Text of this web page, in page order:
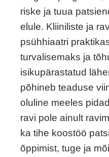
riske ja tuua
elule. Kliiniliste ja
psühhiaatri
turvalisemaks ja
isikupärastatud
põhineb teaduse
oluline meeles
ravi pole ainult
ka tihe koostöö
õppimist, tuge ja